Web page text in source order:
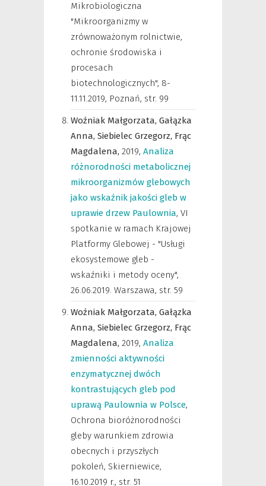
Mikrobiologiczna
"Mikroorganizmy w
zrównoważonym rolnictwie,
ochronie środowiska i
procesach
biotechnologicznych", 8-
11.11.2019, Poznań, str. 99
Woźniak Małgorzata, Gałązka
Anna, Siebielec Grzegorz, Frąc
Magdalena, 2019, Analiza
różnorodności metabolicznej
mikroorganizmów glebowych
jako wskaźnik jakości gleb w
uprawie drzew Paulownia, VI
spotkanie w ramach Krajowej
Platformy Glebowej - "Usługi
ekosystemowe gleb -
wskaźniki i metody oceny",
26.06.2019. Warszawa, str. 59
Woźniak Małgorzata, Gałązka
Anna, Siebielec Grzegorz, Frąc
Magdalena, 2019, Analiza
zmienności aktywności
enzymatycznej dwóch
kontrastujących gleb pod
uprawą Paulownia w Polsce,
Ochrona bioróżnorodności
gleby warunkiem zdrowia
obecnych i przyszłych
pokoleń, Skierniewice,
16.10.2019 r., str. 51